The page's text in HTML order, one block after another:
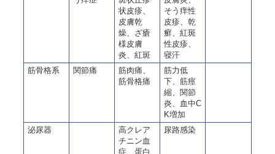
状皮疹、
皮膚乾
燥、ざ瘡
様皮膚
炎、紅斑
そう痒性
皮疹、乾
癬、紅斑
性皮疹、
寝汗
筋骨格系
関節痛
筋肉痛、
筋骨格痛
筋力低
下、筋痙
縮、関節
炎、血中C
K増加
泌尿器
高クレア
チニン血
症、蛋白
尿路感染